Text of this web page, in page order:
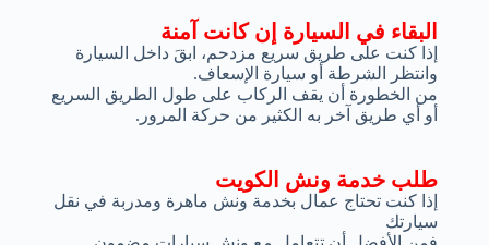
البقاء في السيارة إن كانت آمنة
إذا كنت على طريق سريع مزدحم، ابقَ داخل السيارة
وانتظر الشرطة أو سيارة الإسعاف.
من الخطورة أن يقف الركاب على طول الطريق السريع
أو أي طريق آخر به الكثير من حركة المرور.
طلب خدمة ونش الكويت
إذا كنت تحتاج عمال بخدمة ونش ماهرة ومدربة في نقل
سيارتك